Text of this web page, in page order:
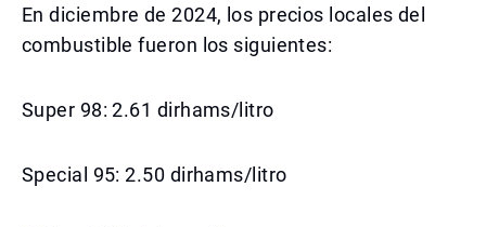
En diciembre de 2024, los precios locales del
combustible fueron los siguientes:
Super 98: 2.61 dirhams/litro
Special 95: 2.50 dirhams/litro